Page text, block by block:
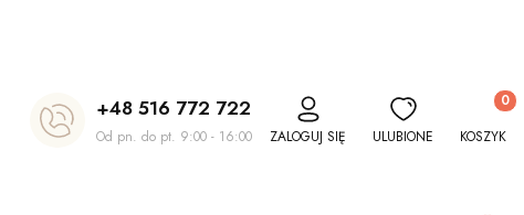
+48 516 772 722
Od pn. do pt. 9:00 - 16:00 ZALOGUJ SIĘ ULUBIONE KOSZYK